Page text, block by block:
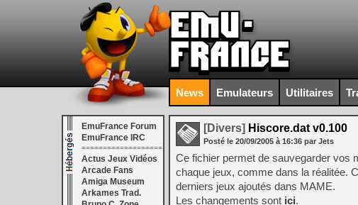
News Emulateurs Utilitaires
EmuFrance Forum
EmuFrance IRC
===================
Actus Jeux Vidéos
Arcade Fans
Amiga Museum
Arkames Trad.
[Divers] Hiscore.dat v0.100
Posté le 20/09/2005 à 16:36 par Jets
Ce fichier permet de sauvegarder vos
chaque jeux, comme dans la réalitée.
derniers jeux ajoutés dans MAME.
Les changements sont ici.